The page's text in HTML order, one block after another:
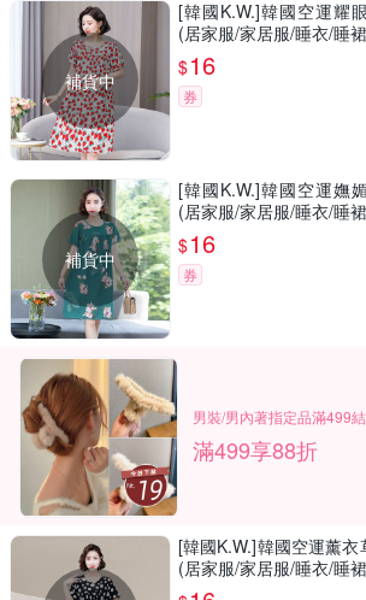
補貨中
[韓國K.W.]韓國空運耀
(居家服/家居服/睡衣/睡
$16
券
補貨中
[韓國K.W.]韓國空運嫵
(居家服/家居服/睡衣/睡
$16
券
男裝/男內著指定品滿499
滿499享88折
[韓國K.W.]韓國空運薰
(居家服/家居服/睡衣/睡